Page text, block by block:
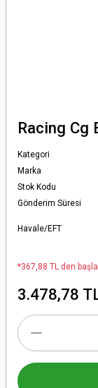
Racing Cg
Kategori
Marka
Stok Kodu
Gönderim Süresi
Havale/EFT
*367,88 TL den
3.478,78